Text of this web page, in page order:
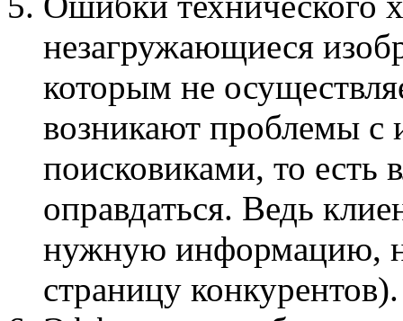
незагружающиеся
которым не
возникают проблемы с
поисковиками, то есть
оправдаться. Ведь
нужную информацию,
страницу конкурентов).